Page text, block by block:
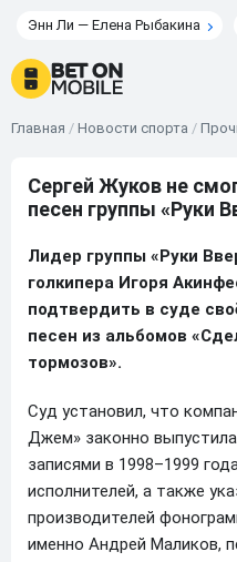
Энн Ли — Елена Рыбакина
Главная / Новости спорта /
Сергей Жуков не
песен группы «Руки
Лидер группы «Руки
голкипера Игоря
подтвердить в суде
песен из альбомов
тормозов».
Суд установил, что
Джем» законно
записями в 1998–1999
исполнителей, а также
производителей
именно Андрей Маликов,